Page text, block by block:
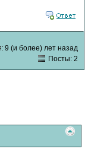
9 (и более) лет назад
Посты: 2